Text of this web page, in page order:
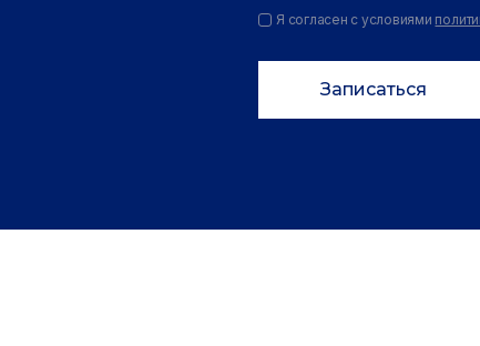
Я согласен с условиями
Записаться